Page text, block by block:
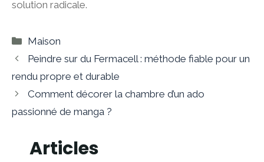
solution radicale.
Catégories
Maison
Peindre sur du Fermacell : méthode fiable pour un
rendu propre et durable
Comment décorer la chambre d’un ado
passionné de manga ?
Articles